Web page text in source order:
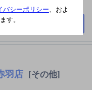
羽店 [その他]
バシーポリシー 、およ
す。